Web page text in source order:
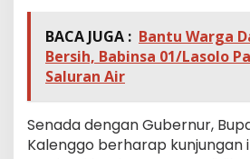
BACA JUGA : Bantu Warga
Bersih, Babinsa 01/Lasolo
Saluran Air
Senada dengan Gubernur,
Kalenggo berharap kunjungan